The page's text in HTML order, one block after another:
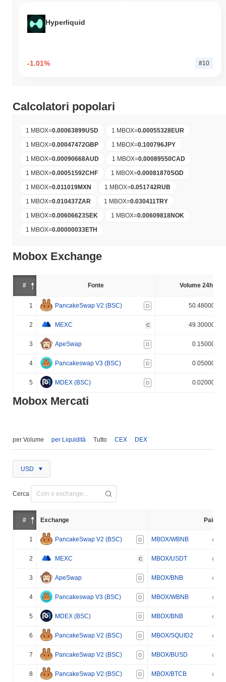
Hyperliquid
-1.01% #10
Calcolatori popolari
1 MBOX=0.00063899USD 1 MBOX=0.00055328EUR
1 MBOX=0.00047472GBP 1 MBOX=0.100796JPY
1 MBOX=0.00090668AUD 1 MBOX=0.00089550CAD
1 MBOX=0.00051592CHF 1 MBOX=0.00081870SGD
1 MBOX=0.011019MXN 1 MBOX=0.051742RUB
1 MBOX=0.010437ZAR 1 MBOX=0.030411TRY
1 MBOX=0.00606623SEK 1 MBOX=0.00609818NOK
1 MBOX=0.00000033ETH
Mobox Exchange
# Fonte Volume 24h (%)
1 PancakeSwap V2 (BSC) D 50.480000%
2 MEXC C 49.300000%
3 ApeSwap D 0.150000%
4 Pancakeswap V3 (BSC) D 0.050000%
5 MDEX (BSC) D 0.020000%
Mobox Mercati
per Volume per Liquidità Tutto CEX DEX
USD
Cerca
# Exchange Paio
1 PancakeSwap V2 (BSC) D MBOX/WBNB
2 MEXC C MBOX/USDT
3 ApeSwap D MBOX/BNB
4 Pancakeswap V3 (BSC) D MBOX/WBNB
5 MDEX (BSC) D MBOX/BNB
6 PancakeSwap V2 (BSC) D MBOX/SQUID2
7 PancakeSwap V2 (BSC) D MBOX/BUSD
8 PancakeSwap V2 (BSC) D MBOX/BTCB